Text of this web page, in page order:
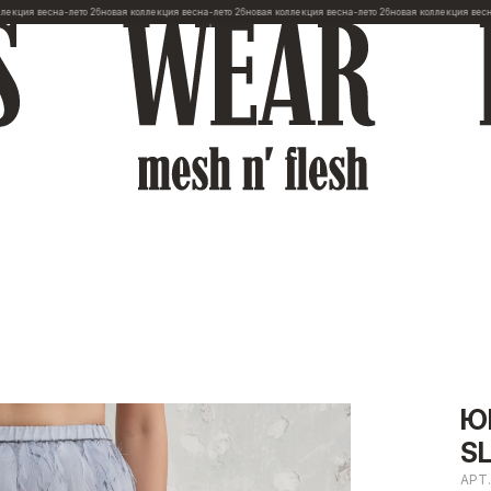
весна-лето 26новая коллекция весна-лето 26новая коллекция весна-лето 26новая коллекция весна-лето
АРТ.